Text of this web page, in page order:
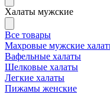
Халаты мужские
Все товары
Махровые мужские
Вафельные халаты
Шелковые халаты
Легкие халаты
Пижамы женские